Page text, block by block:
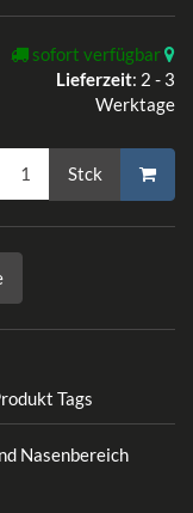
sofort verfügbar
Lieferzeit: 2 - 3
Werktage
Stck
Tags
Nasenbereich